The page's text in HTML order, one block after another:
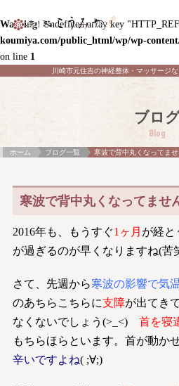
Warning: Undefined array key
koumiya.com/public_html/wp/wp-
on line 1
川崎市元住吉の神経整体・マッサージ
ブロ
Blog
ホーム ブログ一覧 寒波で背中丸くなってませ
寒波で背中丸くなってませ
2016年も、もうすぐ1ヶ月 が経と
が過ぎるのが早くなりますね(苦
さて、先週から寒波の影響で気
のあちらこちらに支障が出てき
なくないでしょう(>_<) 首を寝
もちらほらといます。首が動か
辛いですよね( ;∀;)